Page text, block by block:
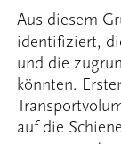
Aus diesem
identifiziert,
und die
könnten.
auf die